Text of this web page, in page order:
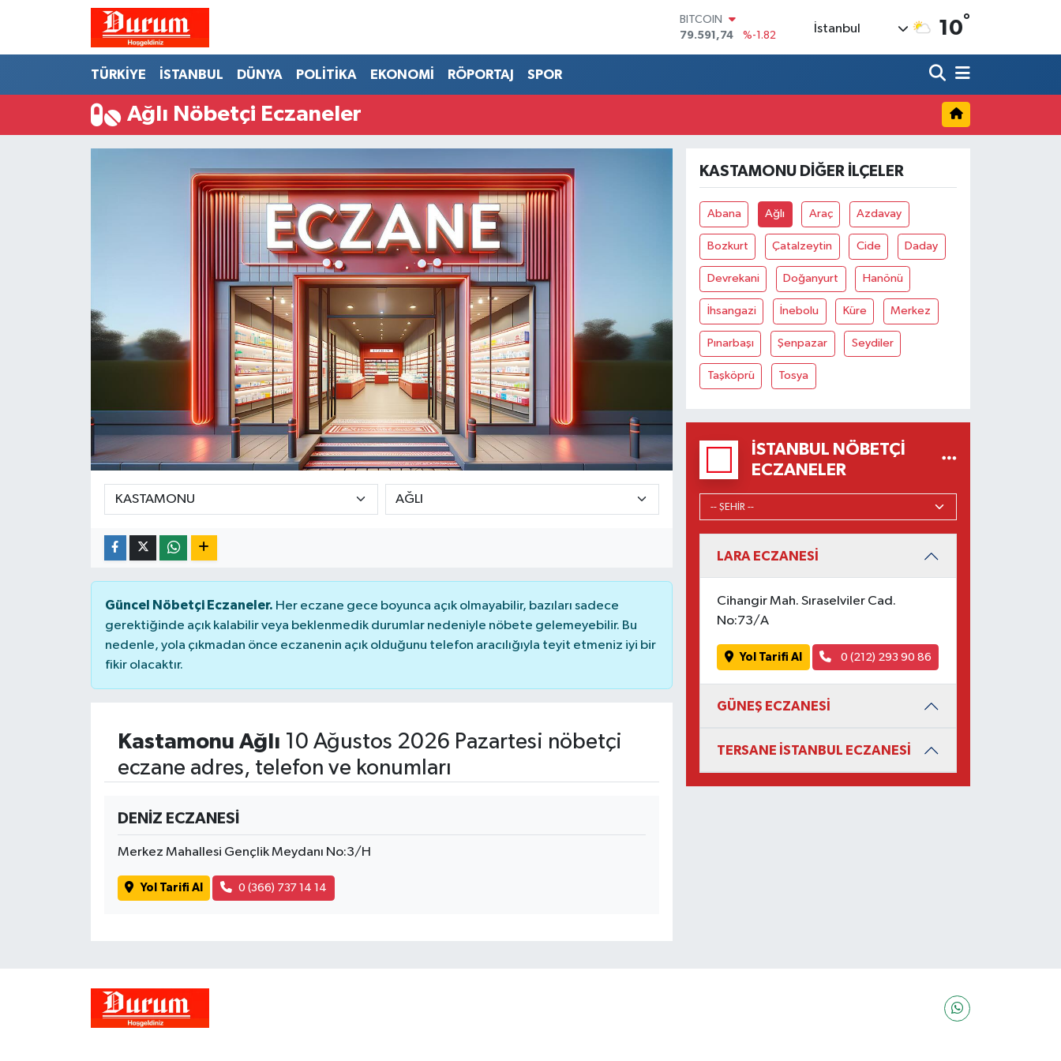
BITCOIN
79.591,74
%-1.82
53,38690
%0.19
BİST100
İstanbul 10°
TÜRKİYE İSTANBUL DÜNYA POLİTİKA EKONOMİ RÖPORTAJ SPOR
Ağlı Nöbetçi Eczaneler
Güncel Nöbetçi Eczaneler. Her eczane gece boyunca açık olmayabilir, bazıları sadece
gerektiğinde açık kalabilir veya beklenmedik durumlar nedeniyle nöbete gelemeyebilir. Bu
nedenle, yola çıkmadan önce eczanenin açık olduğunu telefon aracılığıyla teyit etmeniz iyi bir
fikir olacaktır.
Kastamonu Ağlı 10 Ağustos 2026 Pazartesi nöbetçi
eczane adres, telefon ve konumları
DENİZ ECZANESİ
Merkez Mahallesi Gençlik Meydanı No:3/H
Yol Tarifi Al 0 (366) 737 14 14
KASTAMONU DIĞER İLÇELER
Abana Ağlı Araç Azdavay
Bozkurt Çatalzeytin Cide Daday
Devrekani Doğanyurt Hanönü
İhsangazi İnebolu Küre Merkez
Pınarbaşı Şenpazar Seydiler
Taşköprü Tosya
İSTANBUL NÖBETÇI
ECZANELER
LARA ECZANESİ
Cihangir Mah. Sıraselviler Cad.
No:73/A
Yol Tarifi Al 0 (212) 293 90 86
GÜNEŞ ECZANESİ
TERSANE İSTANBUL ECZANESİ
Hava Durumu
Süper Lig Puan Durumu ve Fikstür
Haber Arşivi